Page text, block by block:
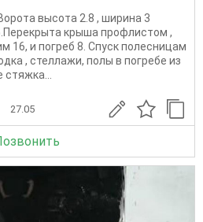
высота 2.8 , ширина 3
крыша профлистом ,
16, и погреб 8. Спуск полесницам
, стеллажи, полы в погребе из
27.05